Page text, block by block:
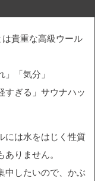
は貴重な高級ウール
」「気分」
すぎる」サウナハッ
には水をはじく性質
りません。
中したいので、かぶ